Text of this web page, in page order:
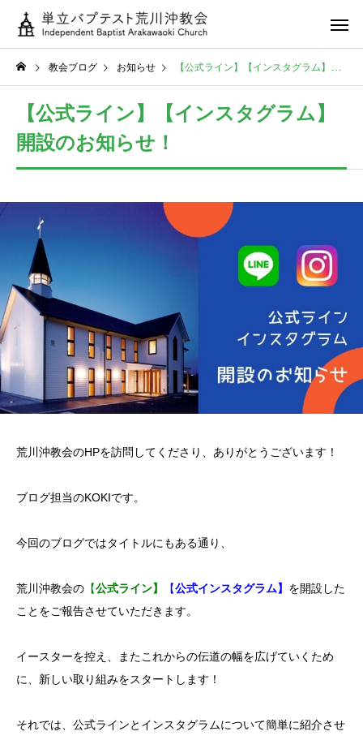
教会ブログ お知らせ 【公式ライン】【インスタグラム】開設のお知らせ！
【公式ライン】【インスタグラム】
開設のお知らせ！
荒川沖教会のHPを訪問してくださり、ありがとうございます！
ブログ担当のKOKIです。
今回のブログではタイトルにもある通り、
荒川沖教会の 【公式ライン】 【公式インスタグラム】 を開設した
ことをご報告させていただきます。
イースターを控え、またこれからの伝道の幅を広げていくため
に、新しい取り組みをスタートします！
それでは、公式ラインとインスタグラムについて簡単に紹介させ